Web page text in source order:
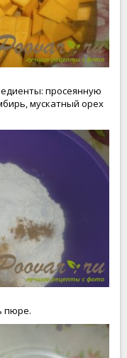
просеянную
мускатный орех
пюре.